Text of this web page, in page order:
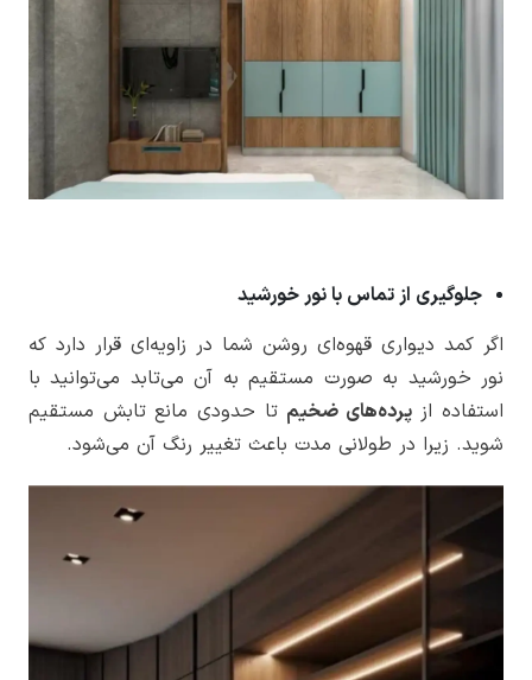
جلوگیری از تماس با نور خورشید
اگر کمد دیواری قهوه‌ای روشن شما در زاویه‌ای قرار دارد که
نور خورشید به صورت مستقیم به آن می‌تابد می‌توانید با
استفاده ازپرده‌های ضخیم تا حدودی مانع تابش مستقیم
شوید. زیرا در طولانی مدت باعث تغییر رنگ آن می‌‌شود.